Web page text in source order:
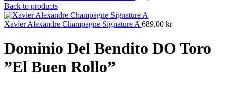
Back to products
Xavier Alexandre Champagne Signature A 689,00 kr
Dominio Del Bendito DO Toro
”El Buen Rollo”